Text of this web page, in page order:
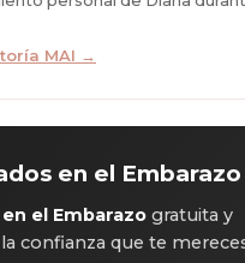
MAI →
en el Embarazo
el Embarazo gratuita y
confianza que te